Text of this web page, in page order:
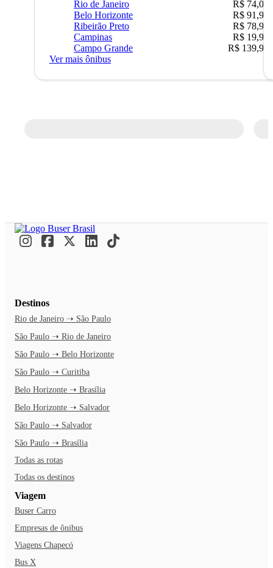
Rio de Janeiro
R$ 74,00
Belo Horizonte
R$ 91,90
Ribeirão Preto
R$ 78,90
Campinas
R$ 19,90
Campo Grande
R$ 139,90
Ver mais ônibus
Destinos
Rio de Janeiro ➝ São Paulo
São Paulo ➝ Rio de Janeiro
São Paulo ➝ Belo Horizonte
São Paulo ➝ Curitiba
Belo Horizonte ➝ Brasília
Belo Horizonte ➝ Salvador
São Paulo ➝ Salvador
São Paulo ➝ Brasília
Todas as rotas
Todas os destinos
Viagem
Buser Carro
Empresas de ônibus
Viagens Chapecó
Bus X